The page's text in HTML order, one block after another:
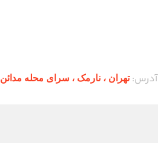
آدرس:تهران ،‌ نارمک ، سرای محله مدائن